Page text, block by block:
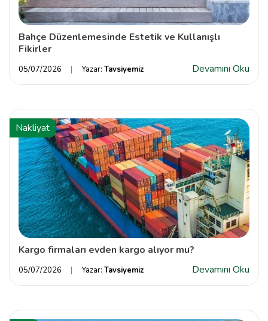
Bahçe Düzenlemesinde Estetik ve Kullanışlı
Fikirler
05/07/2026 Yazar: Tavsiyemiz Devamını Oku
Nakliyat
Kargo firmaları evden kargo alıyor mu?
05/07/2026 Yazar: Tavsiyemiz Devamını Oku